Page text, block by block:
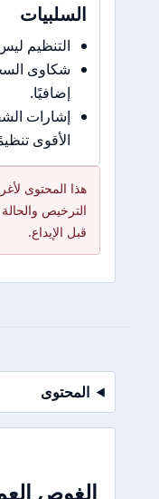
السلبيات
التنظيم
شكاوى
إضافيًا.
إشارات
الأقوى
هذا المحتوى
الترخيص
قبل الإيداع.
المحتوى
الغوص